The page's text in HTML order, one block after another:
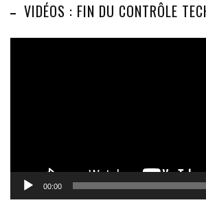
VIDÉOS : FIN DU CONTRÔLE
00:00